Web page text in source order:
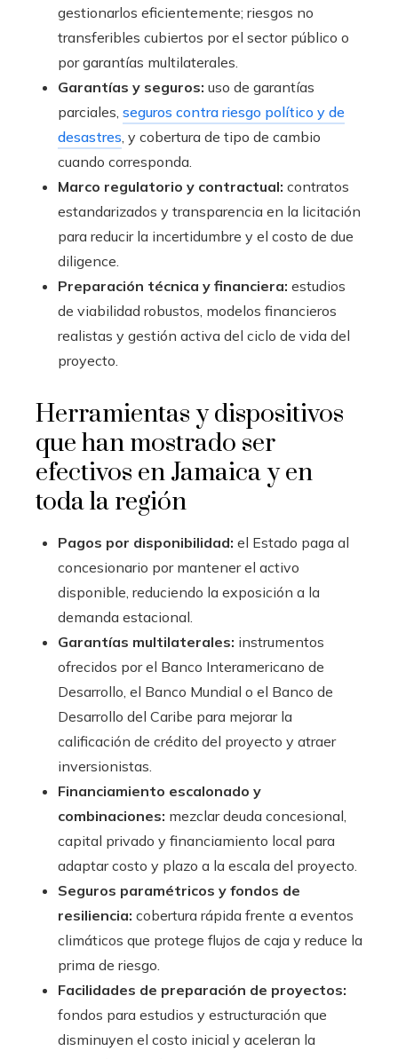
gestionarlos eficientemente; riesgos no
transferibles cubiertos por el sector público o
por garantías multilaterales.
Garantías y seguros: uso de garantías
parciales, seguros contra riesgo político y de
desastres, y cobertura de tipo de cambio
cuando corresponda.
Marco regulatorio y contractual: contratos
estandarizados y transparencia en la licitación
para reducir la incertidumbre y el costo de due
diligence.
Preparación técnica y financiera: estudios
de viabilidad robustos, modelos financieros
realistas y gestión activa del ciclo de vida del
proyecto.
Herramientas y dispositivos
que han mostrado ser
efectivos en Jamaica y en
toda la región
Pagos por disponibilidad: el Estado paga al
concesionario por mantener el activo
disponible, reduciendo la exposición a la
demanda estacional.
Garantías multilaterales: instrumentos
ofrecidos por el Banco Interamericano de
Desarrollo, el Banco Mundial o el Banco de
Desarrollo del Caribe para mejorar la
calificación de crédito del proyecto y atraer
inversionistas.
Financiamiento escalonado y
combinaciones: mezclar deuda concesional,
capital privado y financiamiento local para
adaptar costo y plazo a la escala del proyecto.
Seguros paramétricos y fondos de
resiliencia: cobertura rápida frente a eventos
climáticos que protege flujos de caja y reduce la
prima de riesgo.
Facilidades de preparación de proyectos:
fondos para estudios y estructuración que
disminuyen el costo inicial y aceleran la